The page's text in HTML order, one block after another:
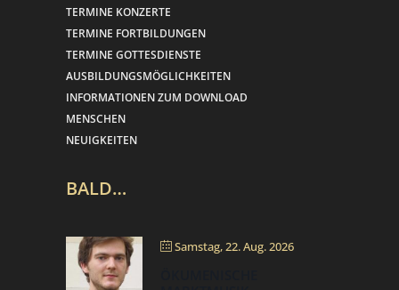
TERMINE KONZERTE
TERMINE FORTBILDUNGEN
TERMINE GOTTESDIENSTE
AUSBILDUNGSMÖGLICHKEITEN
INFORMATIONEN ZUM DOWNLOAD
MENSCHEN
NEUIGKEITEN
BALD…
Samstag, 22. Aug. 2026